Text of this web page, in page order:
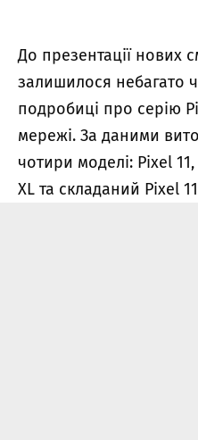
До презентації нових
залишилося небагато
подробиці про серію
мережі. За даними
чотири моделі: Pixel
XL та складаний Pixel